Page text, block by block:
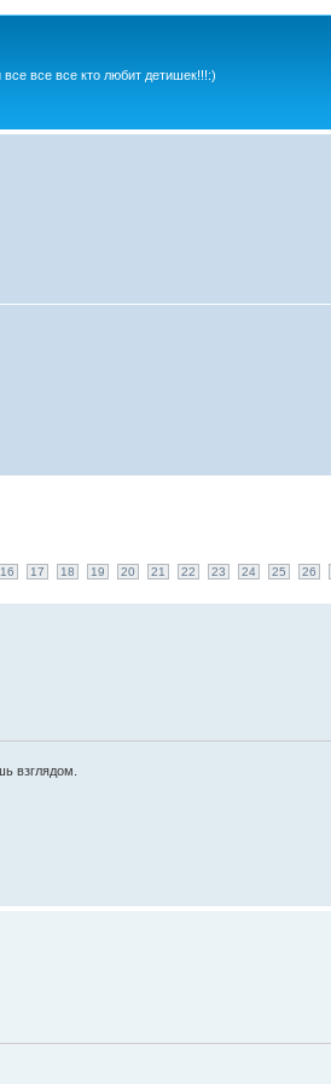
все все кто любит детишек!!!:)
16 17 18 19 20 21 22 23 24 25 26
взглядом.